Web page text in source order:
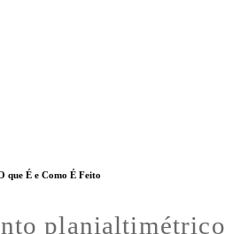
que É e Como É Feito
planialtimétrico